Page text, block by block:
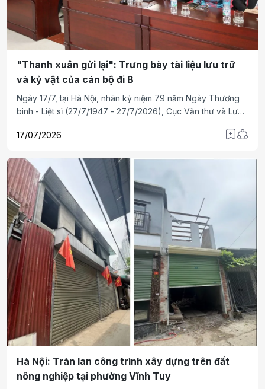
"Thanh xuân gửi lại": Trưng bày tài liệu lưu trữ
và kỷ vật của cán bộ đi B
Ngày 17/7, tại Hà Nội, nhân kỷ niệm 79 năm Ngày Thương
binh - Liệt sĩ (27/7/1947 - 27/7/2026), Cục Văn thư và Lưu
lưu trữ và kỷ vật của cán bộ đi B với chủ đề "Thanh xuân
17/07/2026
Hà Nội: Tràn lan công trình xây dựng trên đất
nông nghiệp tại phường Vĩnh Tuy